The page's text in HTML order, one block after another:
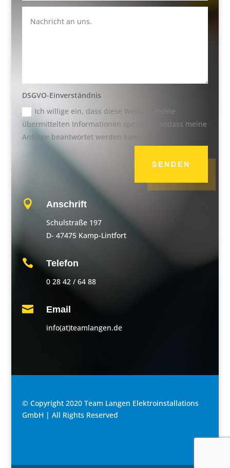
DSGVO-Einverständnis
Ich willige ein, dass diese Website meine
übermittelten Informationen speichert, sodass meine
Anfrage beantwortet werden kann.
SENDEN
 Anschrift
Schulstraße 197
D- 47475 Kamp-Lintfort
 Telefon
0 28 42 / 64 88
 Email
info(at)teamlangen.de
© Copyright 2020 Team Langen Elektroinstallations
GmbH | All Rights Reserved